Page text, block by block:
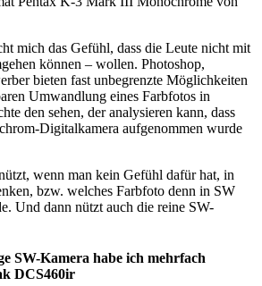
mich das Gefühl, dass die Leute nicht mit
können – wollen. Photoshop,
bieten fast unbegrenzte Möglichkeiten
Umwandlung eines Farbfotos in
den sehen, der analysieren kann, dass
Digitalkamera aufgenommen wurde
wenn man kein Gefühl dafür hat, in
bzw. welches Farbfoto denn in SW
Und dann nützt auch die reine SW-
SW-Kamera habe ich mehrfach
DCS460ir